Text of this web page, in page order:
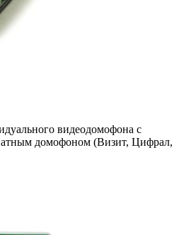
видеодомофона с
домофоном (Визит, Цифрал,